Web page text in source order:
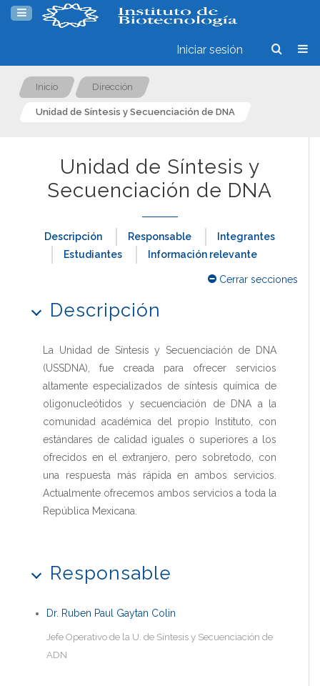
Iniciar sesión
Inicio Dirección
Unidad de Síntesis y Secuenciación de DNA
Unidad de Síntesis y
Secuenciación de DNA
Descripción Responsable
Integrantes
Estudiantes
Información relevante
Cerrar secciones
Descripción
La Unidad de Síntesis y Secuenciación de DNA
(USSDNA), fue creada para ofrecer servicios
altamente especializados de síntesis química de
oligonucleótidos y secuenciación de DNA a la
comunidad académica del propio Instituto, con
estándares de calidad iguales o superiores a los
ofrecidos en el extranjero, pero sobretodo, con
una respuesta más rápida en ambos servicios.
Actualmente ofrecemos ambos servicios a toda la
República Mexicana.
Responsable
Dr. Ruben Paul Gaytan Colin
Jefe Operativo de la U. de Síntesis y Secuenciación de
ADN